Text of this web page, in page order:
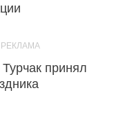
принял